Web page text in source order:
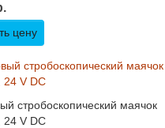
цену
стробоскопический маячок
V DC